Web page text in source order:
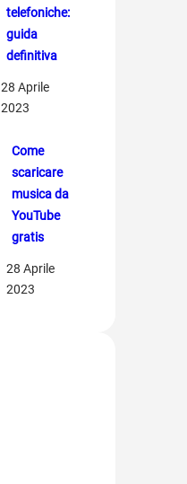
telefoniche:
guida
definitiva
28 Aprile
2023
Come
scaricare
musica da
YouTube
gratis
28 Aprile
2023